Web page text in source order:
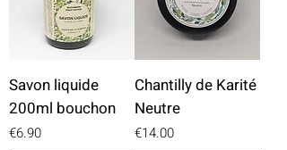
Savon liquide
200ml bouchon
Price
€6.90
Chantilly de Karité
Neutre
Price
€14.00